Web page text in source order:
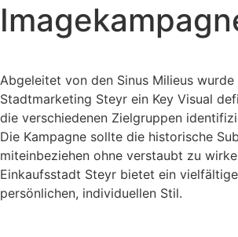
Abgeleitet von den Sinus Milieus
Stadtmarketing Steyr ein Key Visual
die verschiedenen Zielgruppen
Die Kampagne sollte die historische
miteinbeziehen ohne verstaubt zu
Einkaufsstadt Steyr bietet ein
persönlichen, individuellen Stil.